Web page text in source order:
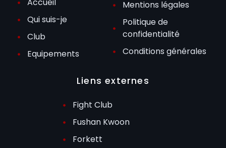
Qui suis-je
Club
Equipements
Mentions légales
Politique de
confidentialité
Conditions générales
Liens externes
Fight Club
Fushan Kwoon
Forkett